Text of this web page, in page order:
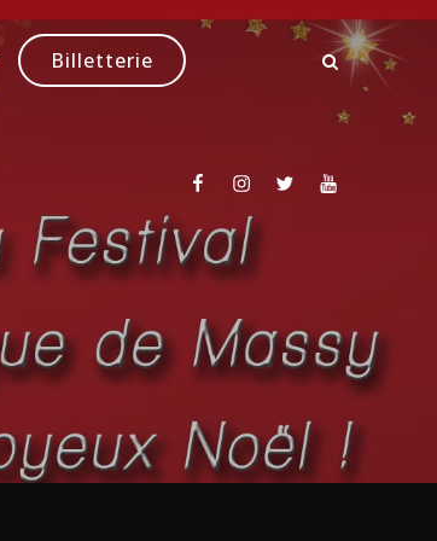
Billetterie
Facebook
Instagram
TwitterYoutube